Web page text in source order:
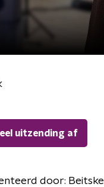
uitzending af
door: